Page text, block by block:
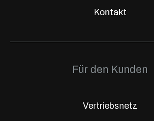
Kontakt
Für den Kunden
Vertriebsnetz